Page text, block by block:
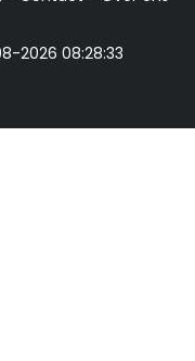
2026 08:28:33